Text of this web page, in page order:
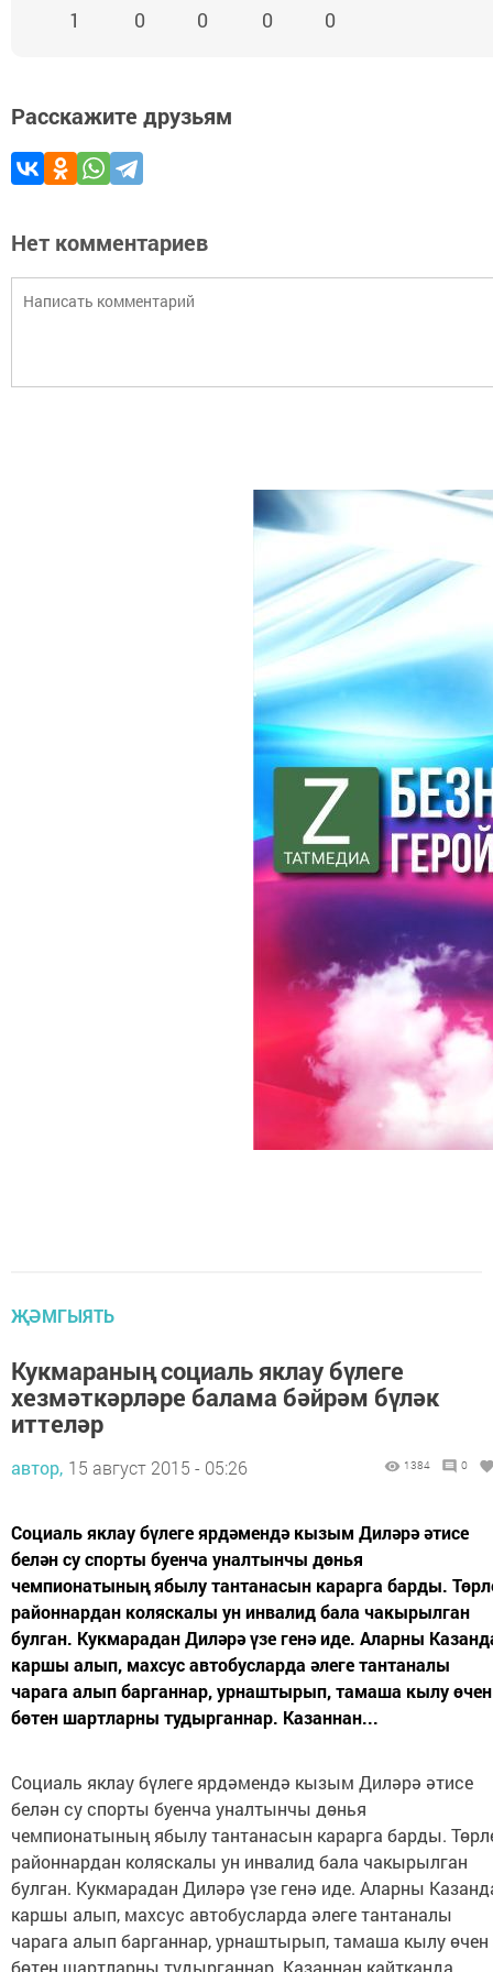
1 0 0 0 0
Расскажите друзьям
Нет комментариев
ҖӘМГЫЯТЬ
Кукмараның социаль яклау бүлеге
хезмәткәрләре балама бәйрәм бүләк
иттеләр
автор, 15 август 2015 - 05:26 1384 0
Социаль яклау бүлеге ярдәмендә кызым Диләрә әтисе
белән су спорты буенча уналтынчы дөнья
чемпионатының ябылу тантанасын карарга барды.
районнардан коляскалы ун инвалид бала чакырылган
булган. Кукмарадан Диләрә үзе генә иде. Аларны
каршы алып, махсус автобусларда әлеге тантаналы
чарага алып барганнар, урнаштырып, тамаша кылу өчен
бөтен шартларны тудырганнар. Казаннан...
Социаль яклау бүлеге ярдәмендә кызым Диләрә әтисе
белән су спорты буенча уналтынчы дөнья
чемпионатының ябылу тантанасын карарга барды.
районнардан коляскалы ун инвалид бала чакырылган
булган. Кукмарадан Диләрә үзе генә иде. Аларны
каршы алып, махсус автобусларда әлеге тантаналы
чарага алып барганнар, урнаштырып, тамаша кылу өчен
бөтен шартларны тудырганнар. Казаннан кайтканда